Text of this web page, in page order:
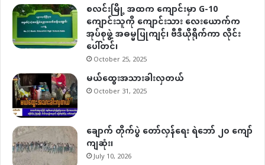
စလင်းမြို့ အထက ကျောင်းမှာ G-10
ကျောင်းသူကို ကျောင်းသား လေးယောက်က
အုပ်စုဖွဲ့ အဓမ္မပြုကျင့်၊ ဗီဒီယိုရိုက်ကာ လိုင်း
ပေါ်တင်၊
October 25, 2025
မယ်ထွေးအသားခါးလှတယ်
October 31, 2025
ချောက် တိုက်ပွဲ တော်လှန်ရေး ရဲဘော် ၂၀ ကျော်
ကျဆုံး၊
July 10, 2026